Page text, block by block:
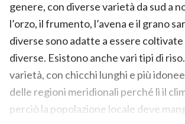
genere, con diverse varietà da sud a
l’orzo, il frumento, l’avena e il grano
diverse sono adatte a essere
diverse. Esistono anche vari tipi di
varietà, con chicchi lunghi e più
delle regioni meridionali perché lì il
perciò la popolazione locale deve